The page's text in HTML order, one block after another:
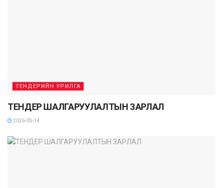
ТЕНДЕРИЙН УРИЛГА
ТЕНДЕР ШАЛГАРУУЛАЛТЫН ЗАРЛАЛ
2026-05-14